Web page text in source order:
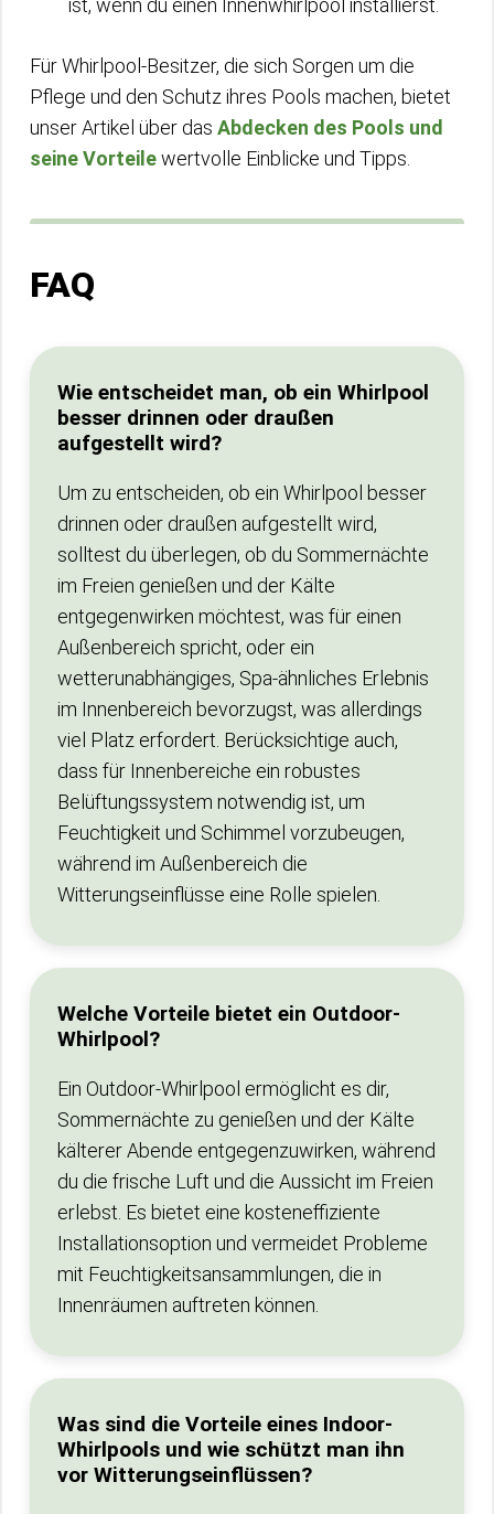
ist, wenn du einen Innenwhirlpool installierst.
Für Whirlpool-Besitzer, die sich Sorgen um die
Pflege und den Schutz ihres Pools machen, bietet
unser Artikel über das Abdecken des Pools und
seine Vorteilewertvolle Einblicke und Tipps.
FAQ
Wie entscheidet man, ob ein Whirlpool
besser drinnen oder draußen
aufgestellt wird?
Um zu entscheiden, ob ein Whirlpool besser
drinnen oder draußen aufgestellt wird,
solltest du überlegen, ob du Sommernächte
im Freien genießen und der Kälte
entgegenwirken möchtest, was für einen
Außenbereich spricht, oder ein
wetterunabhängiges, Spa-ähnliches Erlebnis
im Innenbereich bevorzugst, was allerdings
viel Platz erfordert. Berücksichtige auch,
dass für Innenbereiche ein robustes
Belüftungssystem notwendig ist, um
Feuchtigkeit und Schimmel vorzubeugen,
während im Außenbereich die
Witterungseinflüsse eine Rolle spielen.
Welche Vorteile bietet ein Outdoor-
Whirlpool?
Ein Outdoor-Whirlpool ermöglicht es dir,
Sommernächte zu genießen und der Kälte
kälterer Abende entgegenzuwirken, während
du die frische Luft und die Aussicht im Freien
erlebst. Es bietet eine kosteneffiziente
Installationsoption und vermeidet Probleme
mit Feuchtigkeitsansammlungen, die in
Innenräumen auftreten können.
Was sind die Vorteile eines Indoor-
Whirlpools und wie schützt man ihn
vor Witterungseinflüssen?